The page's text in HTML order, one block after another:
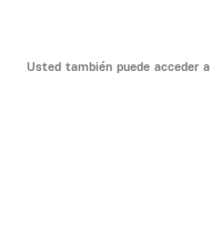
Usted también puede acceder